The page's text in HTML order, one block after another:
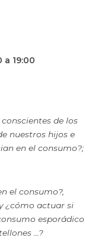
a 19:00
de los
nuestros hijos e
en el consumo?;
el consumo?,
¿cómo actuar si
esporádico
…?